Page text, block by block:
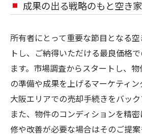
成果の出る戦略のもと空き
所有者にとって重要な節目となる
トし、ご納得いただける最良価格
ます。市場調査からスタートし、
の準備や成果を上げるマーケティン
大阪エリアでの売却手続きをバック
また、物件のコンディションを精
修や改善が必要な場合はそのご提案